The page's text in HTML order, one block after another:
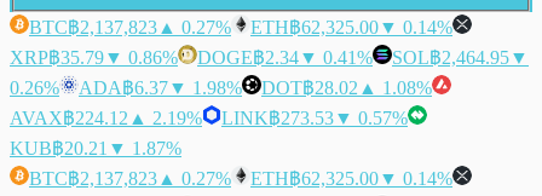
BTC฿2,137,823 ▲ 0.27% ETH฿62,325.00▼ 0.14%
XRP฿35.79▼ 0.86% DOGE฿2.34▼ 0.41% SOL฿2,464.95▼
0.26%
ADA฿6.37▼ 1.98% DOT฿28.02 ▲ 1.08%
AVAX฿224.12 ▲ 2.19% LINK฿273.53▼ 0.57%
KUB฿20.21 ▼ 1.87%
BTC฿2,137,823 ▲ 0.27% ETH฿62,325.00▼ 0.14%